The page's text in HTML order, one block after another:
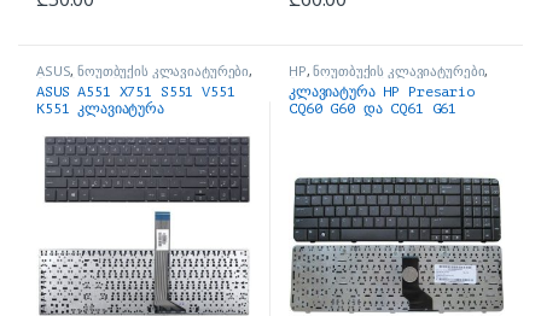
ASUS,ნოუთბუქის კლავიატურები,
ნოუთბუქის ნაწილები და
აქსესუარები
ASUS A551 X751 S551 V551
K551 კლავიატურა
HP,ნოუთბუქის კლავიატურები,
ნოუთბუქის ნაწილები და
აქსესუარები
კლავიატურა HP Presario
CQ60 G60 და CQ61 G61